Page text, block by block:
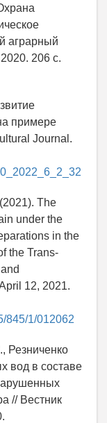
аграрный
206 с.
примере
Journal.
The
under the
in the
the Trans-
12, 2021.
845/1/012062
Резниченко
вод в составе
// Вестник